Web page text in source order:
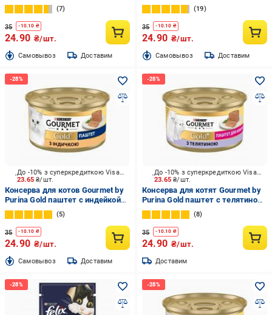
г
7
35 -10.10 ₴
24.90 ₴/шт.
Cамовывоз Доставим
19
35 -10.10 ₴
24.90 ₴/шт.
Cамовывоз Доставим
23.65₴/шт.
До -10% з суперкредиткою Visa Вигода
Консерва для котов Gourmet by
Purina Gold паштет с индейкой
85 г
5
35 -10.10 ₴
24.90 ₴/шт.
Cамовывоз Доставим
23.65₴/шт.
До -10% з суперкредиткою Visa Вигода
Консерва для котят Gourmet by
Purina Gold паштет с телятиной
85 г
8
35 -10.10 ₴
24.90 ₴/шт.
Доставим